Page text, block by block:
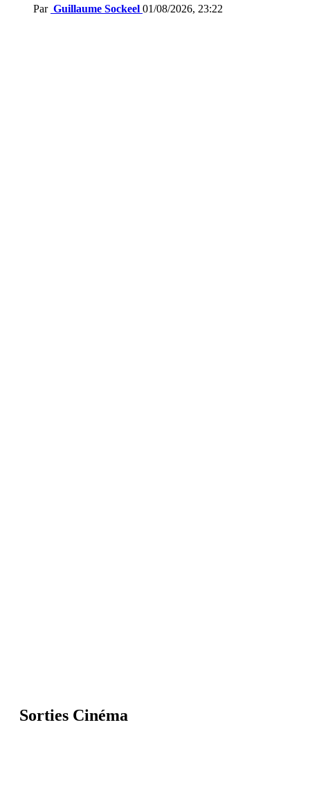
Par Guillaume Sockeel 01/08/2026, 23:22
Sorties Cinéma